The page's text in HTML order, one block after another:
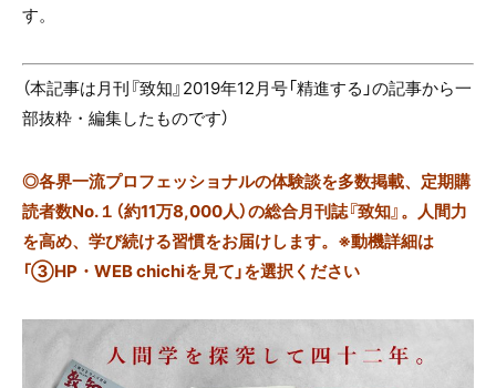
す。
（本記事は月刊『致知』2019年12月号「精進する」の記事から一
部抜粋・編集したものです）
◎各界一流プロフェッショナルの体験談を多数掲載、定期購
読者数No.１（約11万8,000人）の総合月刊誌『致知』。人間力
を高め、学び続ける習慣をお届けします。※動機詳細は
「③HP・WEB chichiを見て」を選択ください